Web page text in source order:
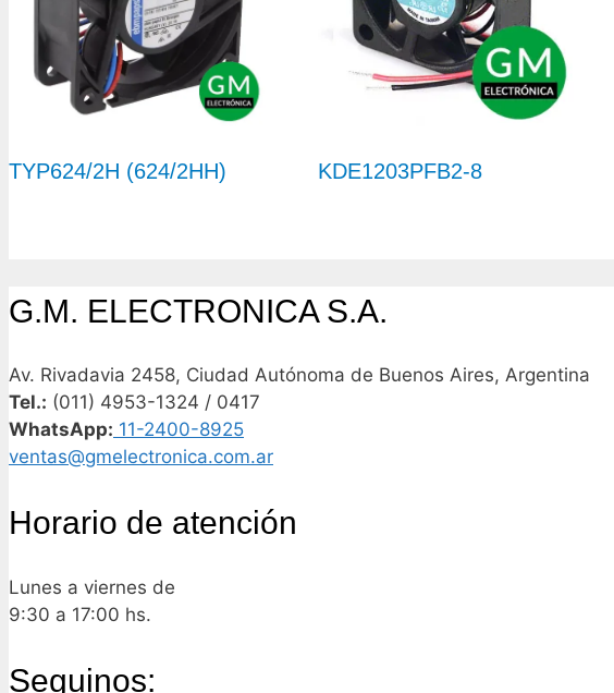
TYP624/2H (624/2HH) KDE1203PFB2-8
G.M. ELECTRONICA S.A.
Av. Rivadavia 2458, Ciudad Autónoma de Buenos Aires, Argentina
Tel.: (011) 4953-1324 / 0417
WhatsApp: 11-2400-8925
ventas@gmelectronica.com.ar
Horario de atención
Lunes a viernes de
9:30 a 17:00 hs.
Seguinos: